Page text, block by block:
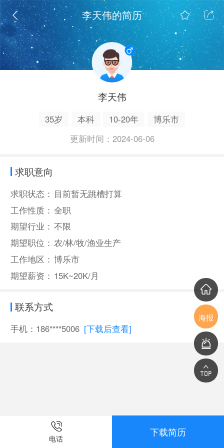
李天伟的简历
李天伟
35岁 本科 10-20年
博乐市
更新时间：2024-06-06
求职意向
求职状态： 目前暂无跳槽打算
工作性质： 全职
期望行业： 不限
期望职位： 农/林/牧/渔业生产
工作地区： 博乐市
期望薪资： 15K~20K/月
联系方式
手机：186****5006 [下载后查看]
电话
下载简历
海报